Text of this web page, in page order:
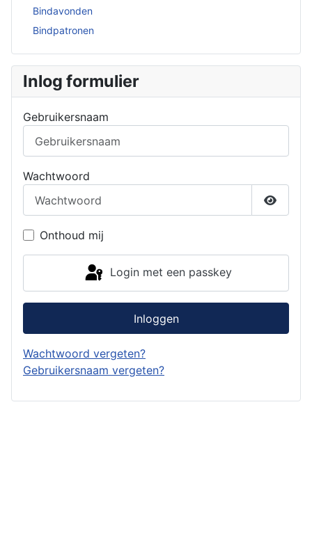
Bindavonden
Bindpatronen
Inlog formulier
Gebruikersnaam
Wachtwoord
Toon
Onthoud mij
Login met een passkey
Inloggen
Wachtwoord vergeten?
Gebruikersnaam vergeten?